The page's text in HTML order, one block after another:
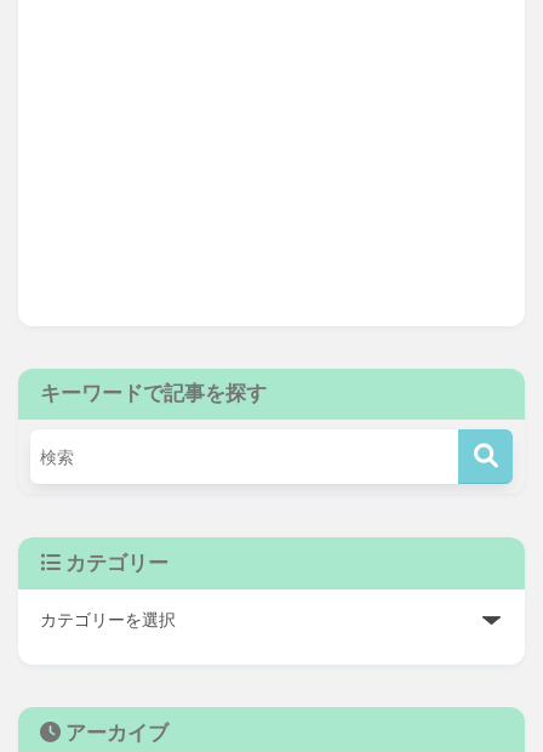
キーワードで記事を探す
カテゴリー
アーカイブ